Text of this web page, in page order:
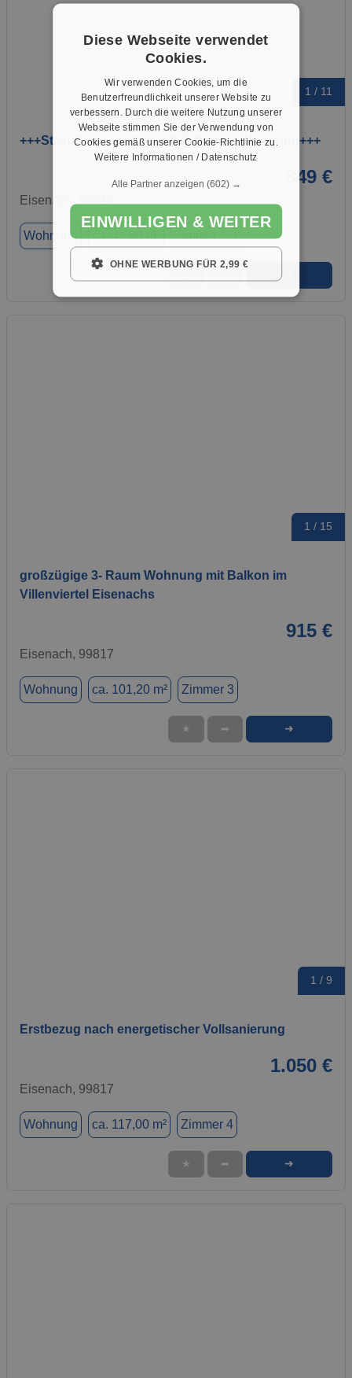
1 / 11
+++Stilvoll wohnen: helle 2,5-Zimmer-Wohnung+++
349 €
Eisenach, 99817
Wohnung ca. 43,88 m² Zimmer 2.5
1 / 15
großzügige 3- Raum Wohnung mit Balkon im
Villenviertel Eisenachs
915 €
Eisenach, 99817
Wohnung ca. 101,20 m² Zimmer 3
★ ➦ ➜
1 / 9
Erstbezug nach energetischer Vollsanierung
1.050 €
Eisenach, 99817
Wohnung ca. 117,00 m² Zimmer 4
★ ➦ ➜
Diese Webseite verwendet
Cookies.
Wir verwenden Cookies, um die
Benutzerfreundlichkeit unserer Website zu
verbessern. Durch die weitere Nutzung unserer
Webseite stimmen Sie der Verwendung von
Cookies gemäß unserer Cookie-Richtlinie zu.
Weitere Informationen / Datenschutz
Alle Partner anzeigen (602) →
EINWILLIGEN & WEITER
OHNE WERBUNG FÜR 2,99 €